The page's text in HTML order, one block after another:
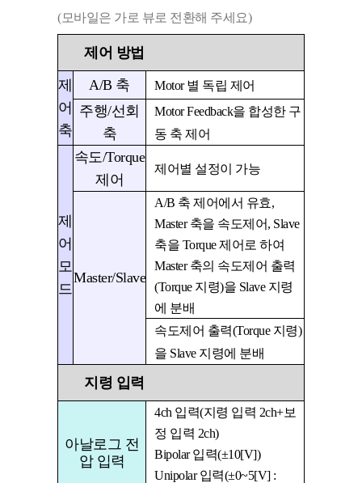
(모바일은 가로 뷰로 전환해 주세요)
제어 방법
제
어
축
A/B 축 Motor별 독립 제어
주행/선회
축
Motor Feedback을 합성한 구
동 축 제어
제
어
모
드
속도/Torque
제어
제어별 설정이 가능
Master/Slave
A/B 축 제어에서 유효,
Master축을 속도제어, Slave
축을 Torque제어로 하여
Master축의 속도제어 출력
(Torque 지령)을 Slave 지령
에 분배
속도제어 출력(Torque 지령)
을 Slave 지령에 분배
지령 입력
아날로그 전
압 입력
4ch 입력(지령 입력 2ch+보
정 입력 2ch)
Bipolar입력(±10[V])
Unipolar입력(±0~5[V] :